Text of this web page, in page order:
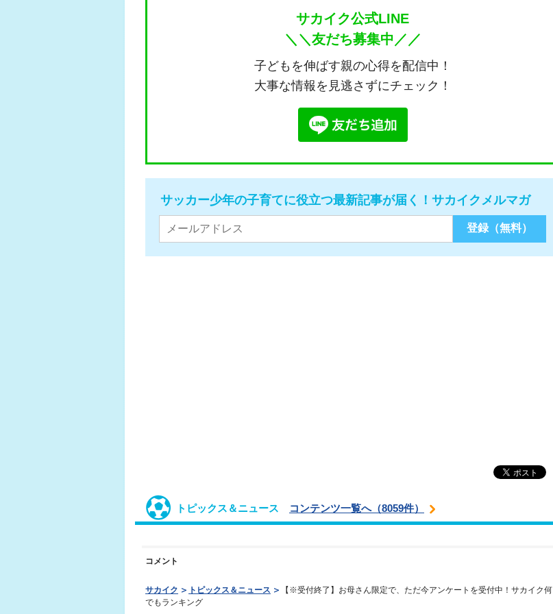
サカイク公式LINE
＼＼友だち募集中／／
子どもを伸ばす親の心得を配信中！
大事な情報を見逃さずにチェック！
サッカー少年の子育てに役立つ最新記事が届く！サカイクメルマガ
トピックス＆ニュース コンテンツ一覧へ（8059件）
コメント
サカイク トピックス＆ニュース
【※受付終了】お母さん限定で、ただ今アンケートを受付中！サカイク何
でもランキング